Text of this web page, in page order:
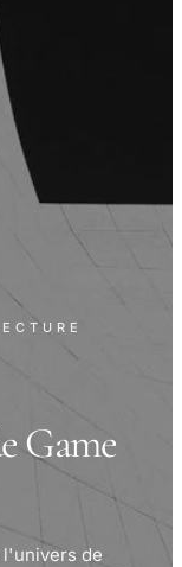
Game
de